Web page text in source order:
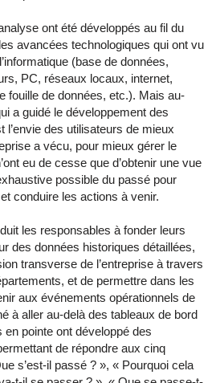
ont été développés au fil du
avancées technologiques qui ont vu
(base de données,
PC, réseaux locaux, internet,
fouille de données, etc.). Mais au-
a guidé le développement des
l’envie des utilisateurs de mieux
a vécu, pour mieux gérer le
eu de cesse que d’obtenir une vue
possible du passé pour
conduire les actions à venir.
les responsables à fonder leurs
des données historiques détaillées,
transverse de l’entreprise à travers
et de permettre dans les
aux événements opérationnels de
à aller au-delà des tableaux de bord
pointe ont développé des
de répondre aux cinq
s’est-il passé ? », « Pourquoi cela